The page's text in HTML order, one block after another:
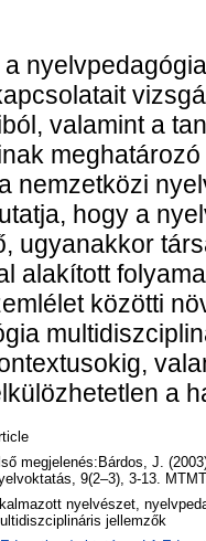
valamint a
nemzetközi
hogy a
ugyanakkor
alakított
közötti
a
megjelenés:Bárdos, J.
9(2–3), 3-13.
nyelvészet,
jellemzők